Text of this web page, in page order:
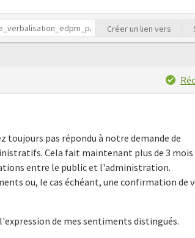
Créer un lien vers
toujours pas répondu à notre demande de
Cela fait maintenant plus de 3 mois
entre le public et l'administration.
ou, le cas échéant, une confirmation de
de mes sentiments distingués.